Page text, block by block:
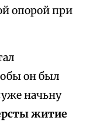
опорой при
он был
начьну
житие